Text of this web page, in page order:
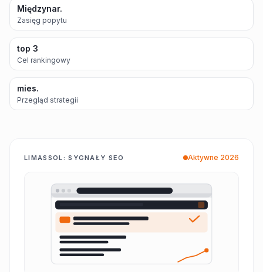
Między­nar.
Zasięg popytu
top 3
Cel rankingowy
mies.
Przegląd strategii
LIMASSOL: SYGNAŁY SEO Aktywne 2026